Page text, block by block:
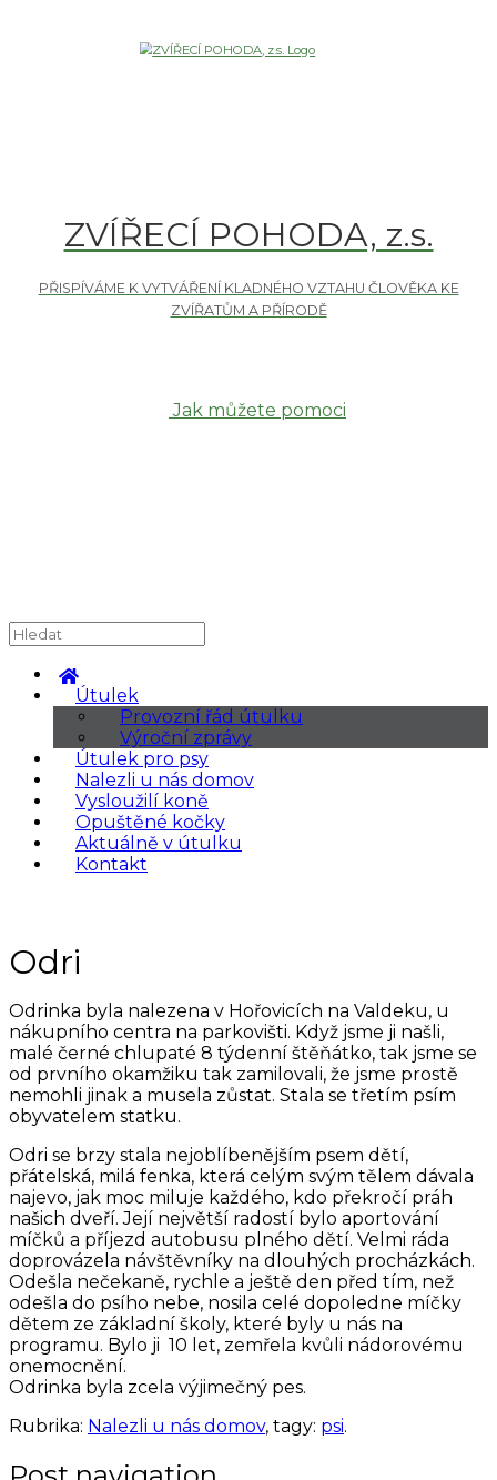
ZVÍŘECÍ POHODA, z.s.
Jak můžete pomoci
Útulek
Provozní řád útulku
Výroční zprávy
Útulek pro psy
Nalezli u nás domov
Vysloužilí koně
Opuštěné kočky
Aktuálně v útulku
Kontakt
Odri
Odrinka byla nalezena v Hořovicích na Valdeku, u
nákupního centra na parkovišti. Když jsme ji našli,
malé černé chlupaté 8 týdenní štěňátko, tak jsme se
od prvního okamžiku tak zamilovali, že jsme prostě
nemohli jinak a musela zůstat. Stala se třetím psím
obyvatelem statku.
Odri se brzy stala nejoblíbenějším psem dětí,
přátelská, milá fenka, která celým svým tělem dávala
najevo, jak moc miluje každého, kdo překročí práh
našich dveří. Její největší radostí bylo aportování
míčků a příjezd autobusu plného dětí. Velmi ráda
doprovázela návštěvníky na dlouhých procházkách.
Odešla nečekaně, rychle a ještě den před tím, než
odešla do psího nebe, nosila celé dopoledne míčky
dětem ze základní školy, které byly u nás na
programu. Bylo ji 10 let, zemřela kvůli nádorovému
onemocnění.
Odrinka byla zcela výjimečný pes.
Rubrika: Nalezli u nás domov, tagy: psi.